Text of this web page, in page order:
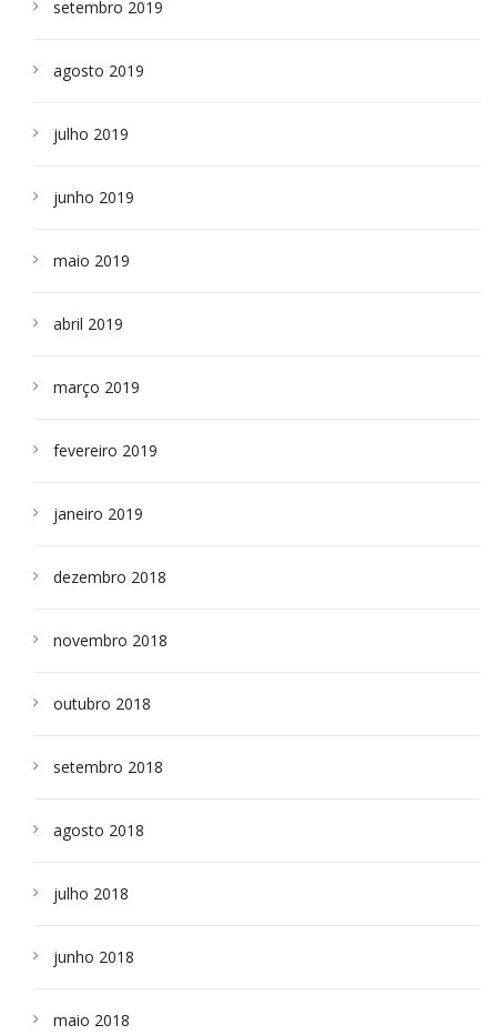
setembro 2019
agosto 2019
julho 2019
junho 2019
maio 2019
abril 2019
março 2019
fevereiro 2019
janeiro 2019
dezembro 2018
novembro 2018
outubro 2018
setembro 2018
agosto 2018
julho 2018
junho 2018
maio 2018